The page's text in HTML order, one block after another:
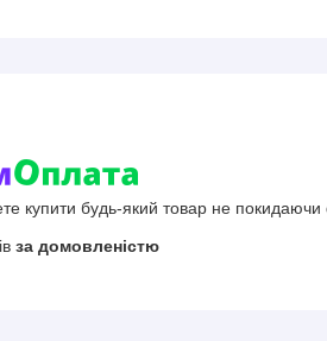
купити будь-який товар не покидаючи
за домовленістю